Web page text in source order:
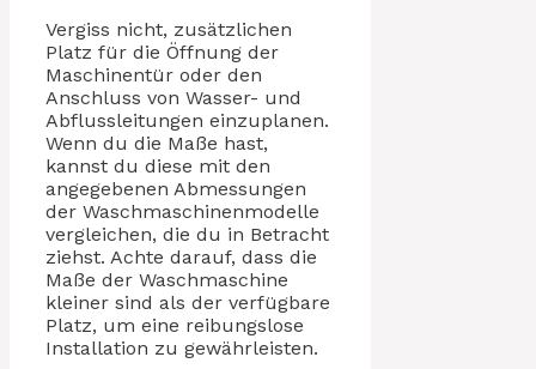
Vergiss nicht, zusätzlichen
Platz für die Öffnung der
Maschinentür oder den
Anschluss von Wasser- und
Abflussleitungen einzuplanen.
Wenn du die Maße hast,
kannst du diese mit den
angegebenen Abmessungen
der Waschmaschinenmodelle
vergleichen, die du in Betracht
ziehst. Achte darauf, dass die
Maße der Waschmaschine
kleiner sind als der verfügbare
Platz, um eine reibungslose
Installation zu gewährleisten.